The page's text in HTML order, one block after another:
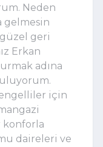
Neden
gelmesin
geri
Erkan
adına
için
konforla
daireleri ve